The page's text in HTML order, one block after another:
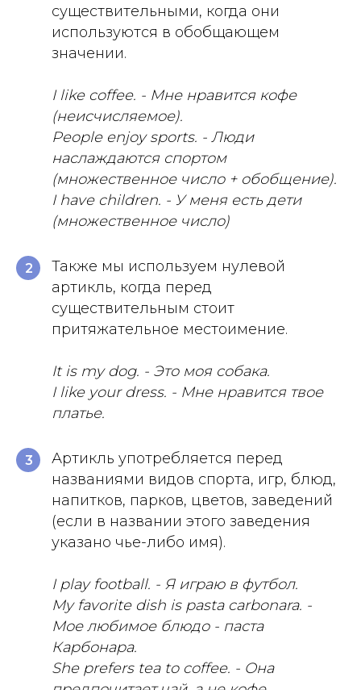
существительными, когда они
используются в обобщающем
значении.
I like coffee. - Мне нравится кофе
(неисчисляемое).
People enjoy sports. - Люди
наслаждаются спортом
(множественное число + обобщение).
I have children. - У меня есть дети
(множественное число)
2
Также мы используем нулевой
артикль, когда перед
существительным стоит
притяжательное местоимение.
It is my dog. - Это моя собака.
I like your dress. - Мне нравится твое
платье.
3
Артикль употребляется перед
названиями видов спорта, игр, блюд,
напитков, парков, цветов, заведений
(если в названии этого заведения
указано чье-либо имя).
I play football. - Я играю в футбол.
My favorite dish is pasta carbonara. -
Мое любимое блюдо - паста
Карбонара.
She prefers tea to coffee. - Она